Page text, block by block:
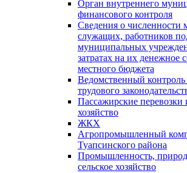
Орган внутреннего
финансового контроля
Сведения о численности
служащих, работников
муниципальных
затратах на их денежное
местного бюджета
Ведомственный
трудового
Пассажирские перевозки
хозяйство
ЖКХ
Агропромышленный
Туапсинского района
Промышленность,
сельское хозяйство